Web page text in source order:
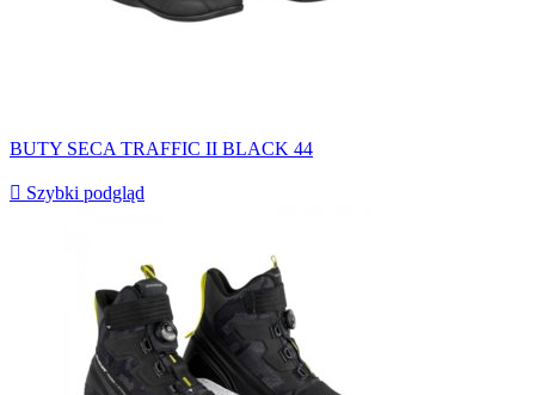
BUTY SECA TRAFFIC II BLACK 44
 Szybki podgląd